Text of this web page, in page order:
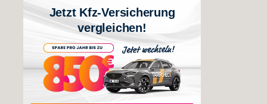
Jetzt Kfz-Versicherung
vergleichen!